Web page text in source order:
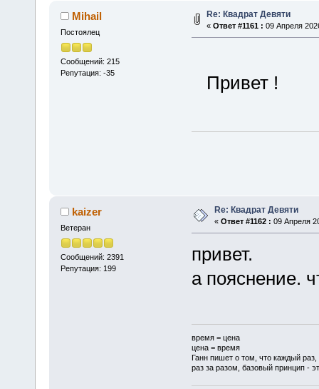
Mihail
Постоялец
Сообщений: 215
Репутация: -35
Re: Квадрат Девяти
« Ответ #1161 : 09 Апреля
Привет !
kaizer
Ветеран
Сообщений: 2391
Репутация: 199
Re: Квадрат Девяти
« Ответ #1162 : 09 Апреля
привет.
а пояснение.
время = цена
цена = время
Ганн пишет о том, что каждый
раз за разом, базовый принцип -